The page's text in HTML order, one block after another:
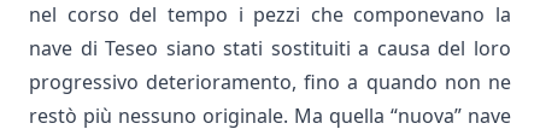
nel corso del tempo i pezzi che componevano la
nave di Teseo siano stati sostituiti a causa del loro
progressivo deterioramento, fino a quando non ne
restò più nessuno originale. Ma quella “nuova” nave